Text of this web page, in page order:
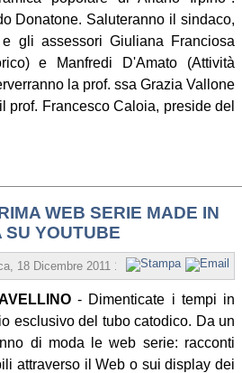
Donatone. Saluteranno il sindaco,
gli assessori Giuliana Franciosa
e Manfredi D'Amato (Attività
la prof. ssa Grazia Vallone
prof. Francesco Caloia, preside del
WEB SERIE MADE IN
SU YOUTUBE
18 Dicembre 2011 19:01 Scritto da
- Dimenticate i tempi in
esclusivo del tubo catodico. Da un
di moda le web serie: racconti
attraverso il Web o sui display dei